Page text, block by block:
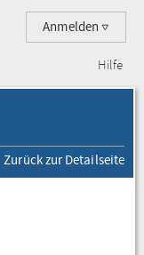
Anmelden
Hilfe
Zurück zur Detailseite